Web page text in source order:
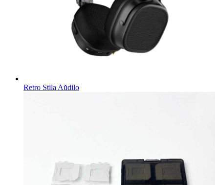
Retro Stila Aŭdilo